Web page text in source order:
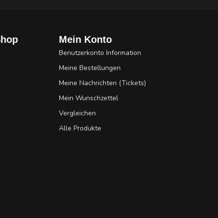
Mein Konto
Benutzerkonto Information
Meine Bestellungen
Meine Nachrichten (Tickets)
Mein Wunschzettel
Vergleichen
Alle Produkte